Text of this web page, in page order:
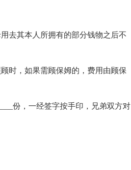
去其本人所拥有的部分钱物之后不
时，如果需顾保姆的，费用由顾保
份，一经签字按手印，兄弟双方对